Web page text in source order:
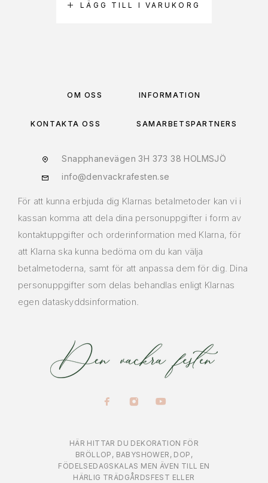
LÄGG TILL I VARUKORG
OM OSS INFORMATION
KONTAKTA OSS SAMARBETSPARTNERS
Snapphanevägen 3H 373 38 HOLMSJÖ
info@denvackrafesten.se
För att kunna erbjuda dig Klarnas betalmetoder kan vi i
kassan komma att dela dina personuppgifter i form av
kontaktuppgifter och orderinformation med Klarna, för
att Klarna ska kunna bedöma om du kan välja
betalmetoderna, samt för att anpassa dem för dig. Dina
personuppgifter som delas behandlas enligt Klarnas
egen dataskyddsinformation.
HÄR HITTAR DU DEKORATION FÖR
BRÖLLOP, BABYSHOWER, DOP,
FÖDELSEDAGSKALAS MEN ÄVEN TILL EN
HÄRLIG TRÄDGÅRDSFEST ELLER